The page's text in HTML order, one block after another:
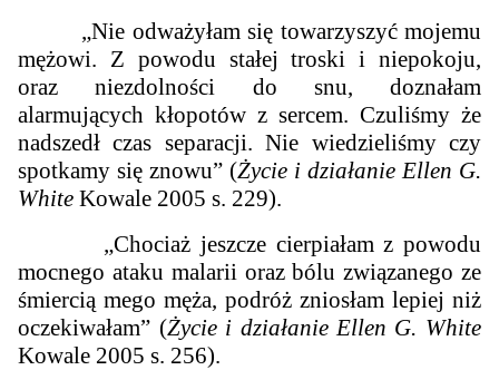
„Nie odważyłam się towarzyszyć mojemu
mężowi. Z powodu stałej troski i niepokoju,
oraz niezdolności do snu, doznałam
alarmujących kłopotów z sercem. Czuliśmy że
nadszedł czas separacji. Nie wiedzieliśmy czy
spotkamy się znowu” (Życie i działanie Ellen G.
White Kowale 2005 s. 229).
„Chociaż jeszcze cierpiałam z powodu
mocnego ataku malarii oraz bólu związanego ze
śmiercią mego męża, podróż zniosłam lepiej niż
oczekiwałam” (Życie i działanie Ellen G. White
Kowale 2005 s. 256).